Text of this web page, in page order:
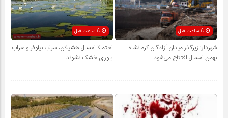
شهردار: زیرگذر میدان آزادگان کرمانشاه
بهمن امسال افتتاح می‌شود
احتمالا امسال هشیلان، سراب نیلوفر و سراب
یاوری خشک نشوند